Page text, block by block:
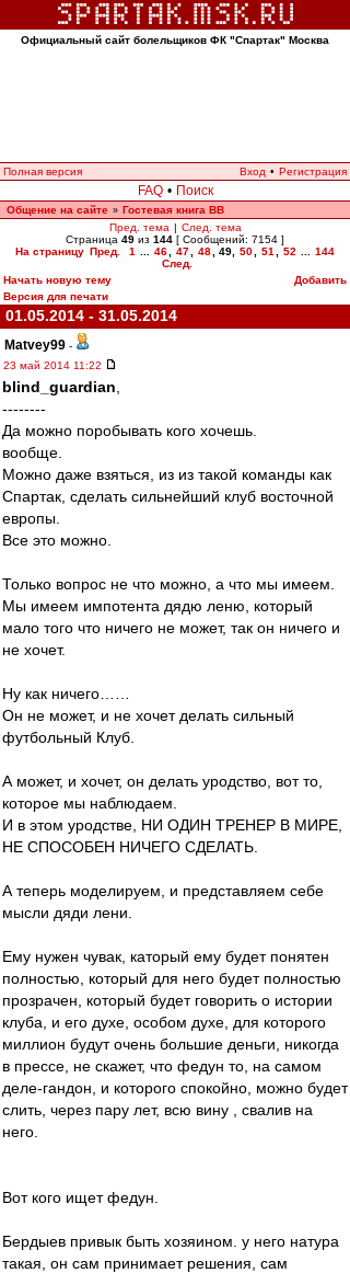
Официальный сайт болельщиков ФК "Спартак" Москва
Полная версия Вход • Регистрация
FAQ • Поиск
Общение на сайте » Гостевая книга ВВ
Пред. тема | След. тема
Страница 49 из 144 [ Сообщений: 7154 ]
На страницу Пред. 1 46 47 48 49 50 51 52
144
След.
Начать новую тему
Добавить
Версия для печати
01.05.2014 - 31.05.2014
Matvey99 -
23 май 2014 11:22
blind_guardian
--------
Да можно поробывать кого хочешь.
вообще.
Можно даже взяться, из из такой команды как
Спартак, сделать сильнейший клуб восточной
европы.
Все это можно.
Только вопрос не что можно, а что мы имеем.
Мы имеем импотента дядю леню, который
мало того что ничего не может, так он ничего и
не хочет.
Ну как ничего……
Он не может, и не хочет делать сильный
футбольный Клуб.
А может, и хочет, он делать уродство, вот то,
которое мы наблюдаем.
И в этом уродстве, НИ ОДИН ТРЕНЕР В МИРЕ,
НЕ СПОСОБЕН НИЧЕГО СДЕЛАТЬ.
А теперь моделируем, и представляем себе
мысли дяди лени.
Ему нужен чувак, каторый ему будет понятен
полностью, который для него будет полностью
прозрачен, который будет говорить о истории
клуба, и его духе, особом духе, для которого
миллион будут очень большие деньги, никогда
в прессе, не скажет, что федун то, на самом
деле-гандон, и которого спокойно, можно будет
слить, через пару лет, всю вину , свалив на
него.
Вот кого ищет федун.
Бердыев привык быть хозяином. у него натура
такая, он сам принимает решения, сам